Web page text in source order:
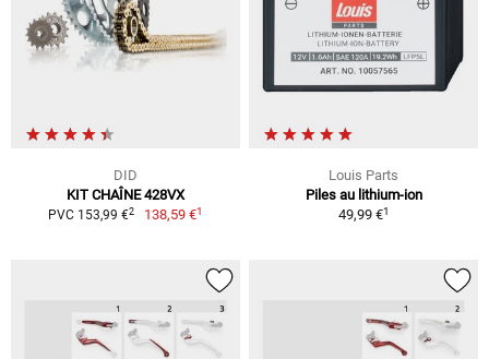
DID
KIT CHAÎNE 428VX
PVC 153,99 €2 138,59 €1
Louis Parts
Piles au lithium-ion
49,99 €1